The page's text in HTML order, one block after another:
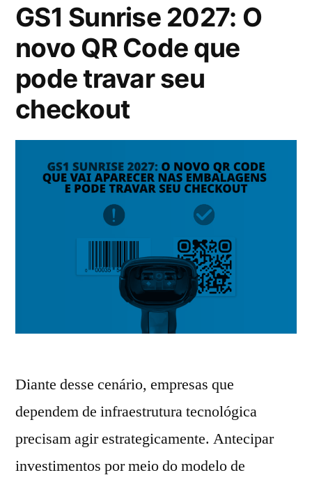
GS1 Sunrise 2027: O
novo QR Code que
pode travar seu
checkout
Diante desse cenário, empresas que
dependem de infraestrutura tecnológica
precisam agir estrategicamente. Antecipar
investimentos por meio do modelo de